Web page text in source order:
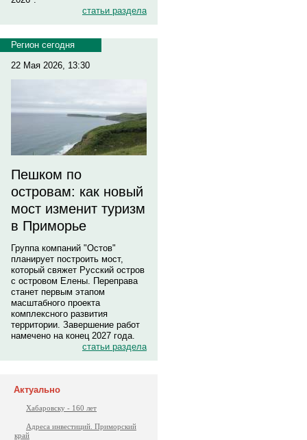
статьи раздела
Регион сегодня
22 Мая 2026, 13:30
Пешком по
островам: как новый
мост изменит туризм
в Приморье
Группа компаний "Остов"
планирует построить мост,
который свяжет Русский остров
с островом Елены. Переправа
станет первым этапом
масштабного проекта
комплексного развития
территории. Завершение работ
намечено на конец 2027 года.
статьи раздела
Актуально
Хабаровску - 160 лет
Адреса инвестиций. Приморский
край